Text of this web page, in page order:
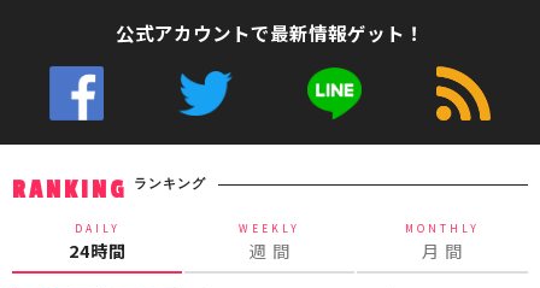
公式アカウントで最新情報ゲット！
RANKING ランキング
DAILY
24時間
WEEKLY
週 間
MONTHLY
月 間